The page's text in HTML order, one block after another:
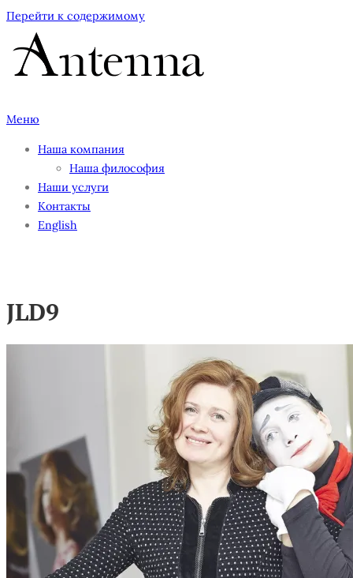
Перейти к содержимому
Меню
Наша компания
Наша философия
Наши услуги
Контакты
English
JLD9